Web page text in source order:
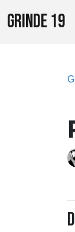
GRINDE 19